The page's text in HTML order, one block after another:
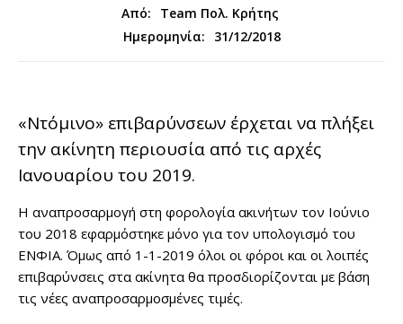
Από:
Team Πολ. Κρήτης
Ημερομηνία:
31/12/2018
«Ντόμινο» επιβαρύνσεων έρχεται να πλήξει
την ακίνητη περιουσία από τις αρχές
Ιανουαρίου του 2019.
Η αναπροσαρμογή στη φορολογία ακινήτων τον Ιούνιο
του 2018 εφαρμόστηκε μόνο για τον υπολογισμό του
ΕΝΦΙΑ. Όμως από 1-1-2019 όλοι οι φόροι και οι λοιπές
επιβαρύνσεις στα ακίνητα θα προσδιορίζονται με βάση
τις νέες αναπροσαρμοσμένες τιμές.